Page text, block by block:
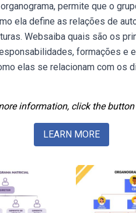
permite que o
ela define as relações de
Websaiba quais são os
formações e
elas se relacionam com os
information, click the button
LEARN MORE